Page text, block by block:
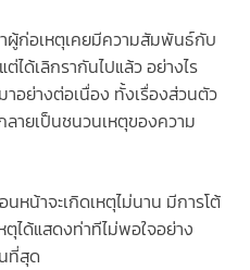
ผู้ก่อเหตุเคยมีความสัมพันธ์กับ
ด้เลิกรากันไปแล้ว อย่างไร
อย่างต่อเนื่อง ทั้งเรื่องส่วนตัว
ายเป็นชนวนเหตุของความ
หน้าจะเกิดเหตุไม่นาน มีการโต้
ได้แสดงท่าทีไม่พอใจอย่าง
ที่สุด